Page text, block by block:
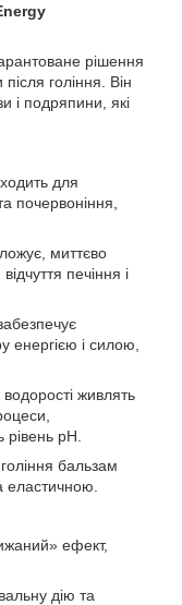
рішення
гоління. Він
і подряпини, які
для
почервоніння,
миттєво
печіння і
енергією і силою,
живлять
pH.
бальзам
еластичною.
ефект,
дію та